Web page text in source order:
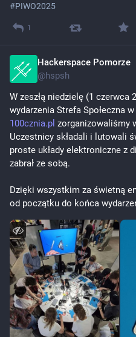
#PIWO2025
1
Hackerspace Pomorze
@hspsh
W zeszłą niedzielę (1 czerwca
wydarzenia Strefa Społeczna
100cznia.pl zorganizowaliśmy
Uczestnicy składali i lutowali
proste układy elektroniczne z
zabrał ze sobą.
Dzięki wszystkim za świetną
od początku do końca